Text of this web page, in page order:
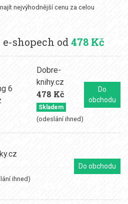
nejvýhodnější cenu za celou
shopech od478 Kč
Dobre-
knihy.cz
478 Kč
Skladem
(odeslání ihned)
Do
obchodu
ihned)
Do obchodu